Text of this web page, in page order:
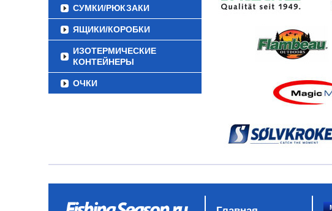
СУМКИ/РЮКЗАКИ
ЯЩИКИ/КОРОБКИ
ИЗОТЕРМИЧЕСКИЕ
КОНТЕЙНЕРЫ
ОЧКИ